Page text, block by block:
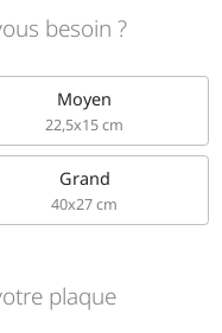
besoin ?
Moyen
22,5x15 cm
Grand
40x27 cm
plaque